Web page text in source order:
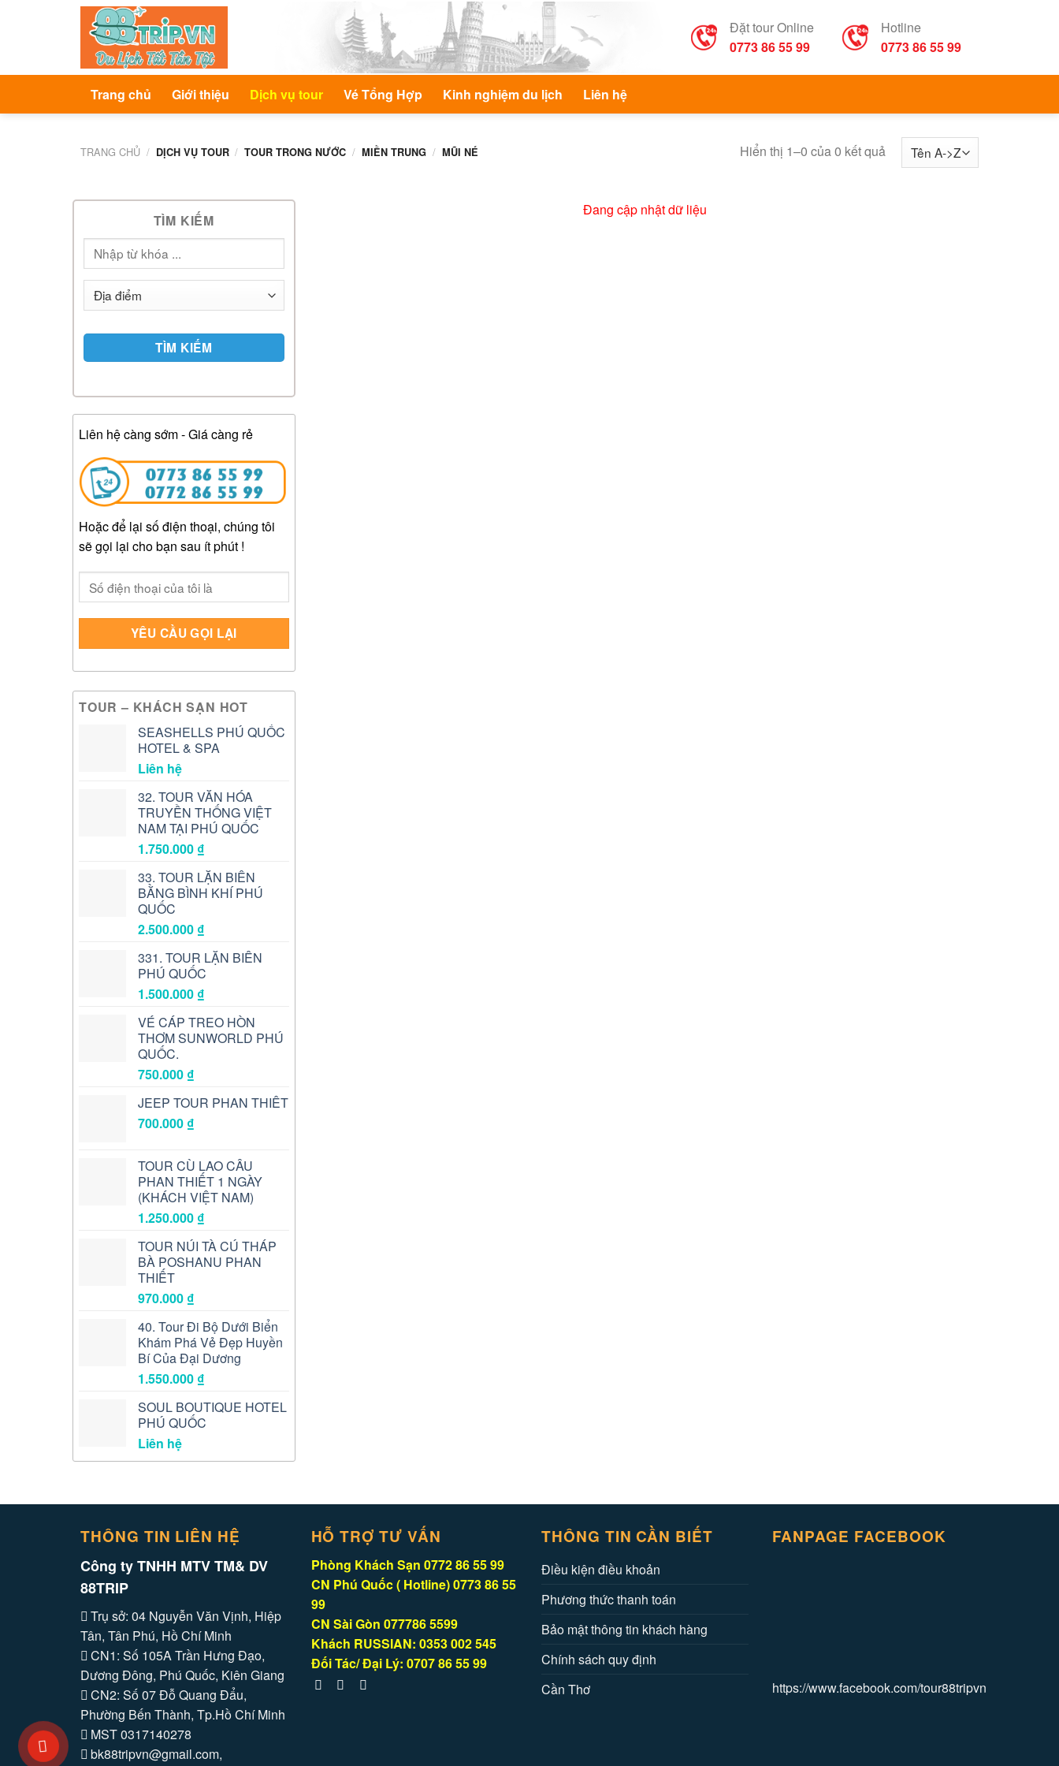
Đặt tour Online
0773 86 55 99
Hotline
0773 86 55 99
Trang chủ Giới thiệu Dịch vụ tour Vé Tổng Hợp Kinh nghiệm du lịch Liên hệ
TRANG CHỦ / DỊCH VỤ TOUR / TOUR TRONG NƯỚC / MIỀN TRUNG / MŨI NÉ Hiển thị 1–0 của 0 kết quả
TÌM KIẾM
TÌM KIẾM
Liên hệ càng sớm - Giá càng rẻ
Hoặc để lại số điện thoại, chúng tôi
sẽ gọi lại cho bạn sau ít phút !
TOUR – KHÁCH SẠN HOT
SEASHELLS PHÚ QUỐC
HOTEL & SPA
Liên hệ
32. TOUR VĂN HÓA
TRUYỀN THỐNG VIỆT
NAM TẠI PHÚ QUỐC
1.750.000 ₫
33. TOUR LẶN BIỂN
BẰNG BÌNH KHÍ PHÚ
QUỐC
2.500.000 ₫
331. TOUR LẶN BIỂN
PHÚ QUỐC
1.500.000 ₫
VÉ CÁP TREO HÒN
THƠM SUNWORLD PHÚ
QUỐC.
750.000 ₫
JEEP TOUR PHAN THIẾT
700.000 ₫
TOUR CÙ LAO CÂU
PHAN THIẾT 1 NGÀY
(KHÁCH VIỆT NAM)
1.250.000 ₫
TOUR NÚI TÀ CÚ THÁP
BÀ POSHANU PHAN
THIẾT
970.000 ₫
40. Tour Đi Bộ Dưới Biển
Khám Phá Vẻ Đẹp Huyền
Bí Của Đại Dương
1.550.000 ₫
SOUL BOUTIQUE HOTEL
PHÚ QUỐC
Liên hệ
Đang cập nhật dữ liệu
THÔNG TIN LIÊN HỆ
Công ty TNHH MTV TM& DV
88TRIP
Trụ sở: 04 Nguyễn Văn Vịnh, Hiệp
Tân, Tân Phú, Hồ Chí Minh
CN1: Số 105A Trần Hưng Đạo,
Dương Đông, Phú Quốc, Kiên Giang
CN2: Số 07 Đỗ Quang Đẩu,
Phường Bến Thành, Tp.Hồ Chí Minh
MST 0317140278
bk88tripvn@gmail.com,
HỖ TRỢ TƯ VẤN
Phòng Khách Sạn 0772 86 55 99
CN Phú Quốc ( Hotline) 0773 86 55
99
CN Sài Gòn 077786 5599
Khách RUSSIAN: 0353 002 545
Đối Tác/ Đại Lý: 0707 86 55 99
THÔNG TIN CẦN BIẾT
Điều kiện điều khoản
Phương thức thanh toán
Bảo mật thông tin khách hàng
Chính sách quy định
Cần Thơ
FANPAGE FACEBOOK
https://www.facebook.com/tour88tripvn